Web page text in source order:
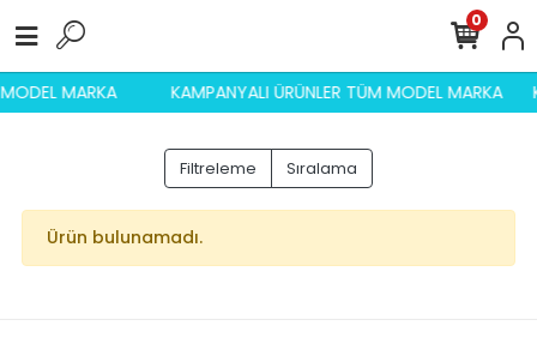
MARKA KAMPANYALI ÜRÜNLER TÜM MODEL MARKA
0
Filtreleme Sıralama
Ürün bulunamadı.